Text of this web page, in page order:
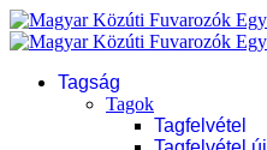
Tagság
Tagok
Tagfelvétel